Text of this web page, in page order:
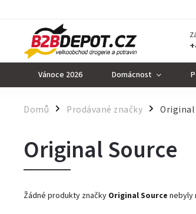
Vánoce 2026 Domácnost
Domů / Prodávané značky / Original
Original Source
Žádné produkty značky Original Source nebyly